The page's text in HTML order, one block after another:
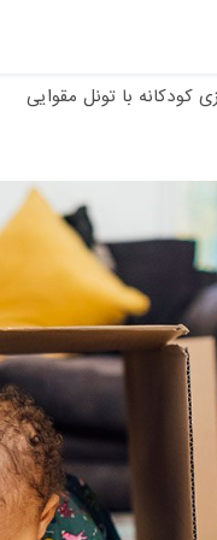
کودکانه با تونل مقوایی